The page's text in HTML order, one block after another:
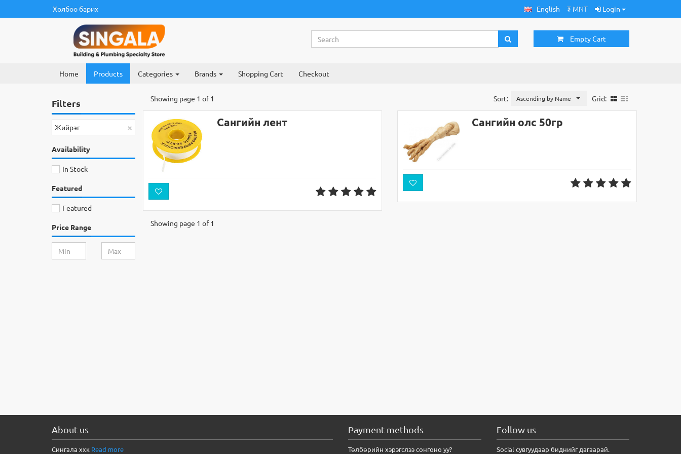
Холбоо барих English ₮ MNT Login
Empty Cart
Home Products Categories Brands Shopping Cart Checkout
Filters
×
Жийрэг
Availability
In Stock
Featured
Featured
Price Range
Grid:
Sort: Ascending by Name
Showing page 1 of 1
Сангийн лент Сангийн олс 50гр
Showing page 1 of 1
About us
Сингала ххк Read more
Payment methods
Төлбөрийн хэрэгслээ сонгоно уу?
Follow us
Social сувгуудаар биднийг дагаарай.